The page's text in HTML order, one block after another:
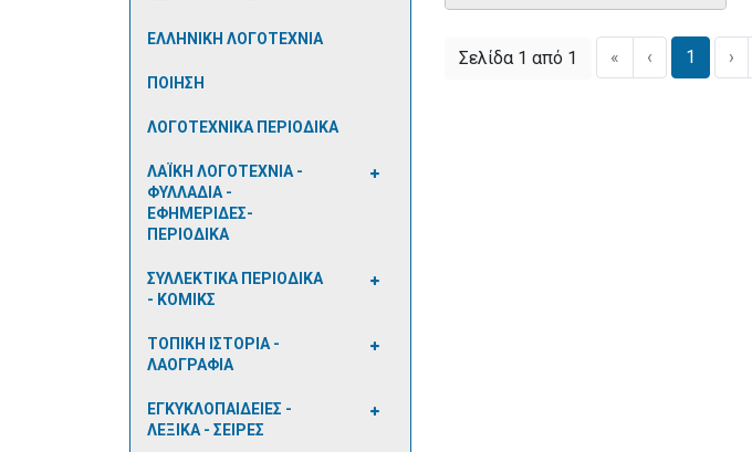
ΕΛΛΗΝΙΚΗ ΛΟΓΟΤΕΧΝΙΑ
ΠΟΙΗΣΗ
ΛΟΓΟΤΕΧΝΙΚΑ ΠΕΡΙΟΔΙΚΑ
ΛΑΪΚΗ ΛΟΓΟΤΕΧΝΙΑ -
ΦΥΛΛΑΔΙΑ -
ΕΦΗΜΕΡΙΔΕΣ-
ΠΕΡΙΟΔΙΚΑ
ΣΥΛΛΕΚΤΙΚΑ ΠΕΡΙΟΔΙΚΑ
- ΚΟΜΙΚΣ
ΤΟΠΙΚΗ ΙΣΤΟΡΙΑ -
ΛΑΟΓΡΑΦΙΑ
ΕΓΚΥΚΛΟΠΑΙΔΕΙΕΣ -
ΛΕΞΙΚΑ - ΣΕΙΡΕΣ
Σελίδα 1 από 1 « ‹ 1 ›